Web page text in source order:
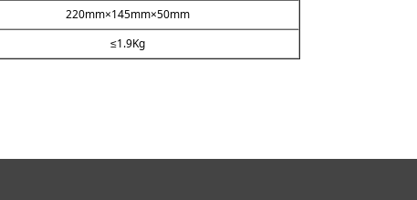
220mm×145mm×50mm
≤1.9Kg